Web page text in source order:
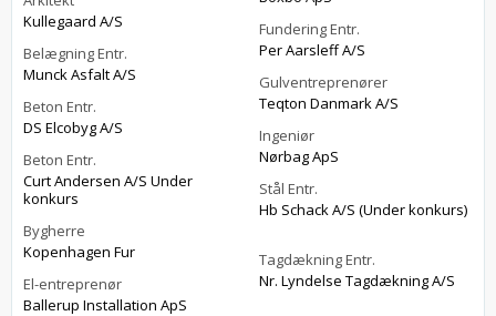
Kullegaard A/S
Belægning Entr.
Munck Asfalt A/S
Beton Entr.
DS Elcobyg A/S
Beton Entr.
Curt Andersen A/S Under
konkurs
Bygherre
Kopenhagen Fur
El-entreprenør
Ballerup Installation ApS
Fundering Entr.
Per Aarsleff A/S
Gulventreprenører
Teqton Danmark A/S
Ingeniør
Nørbag ApS
Stål Entr.
Hb Schack A/S (Under konkurs)
Tagdækning Entr.
Nr. Lyndelse Tagdækning A/S